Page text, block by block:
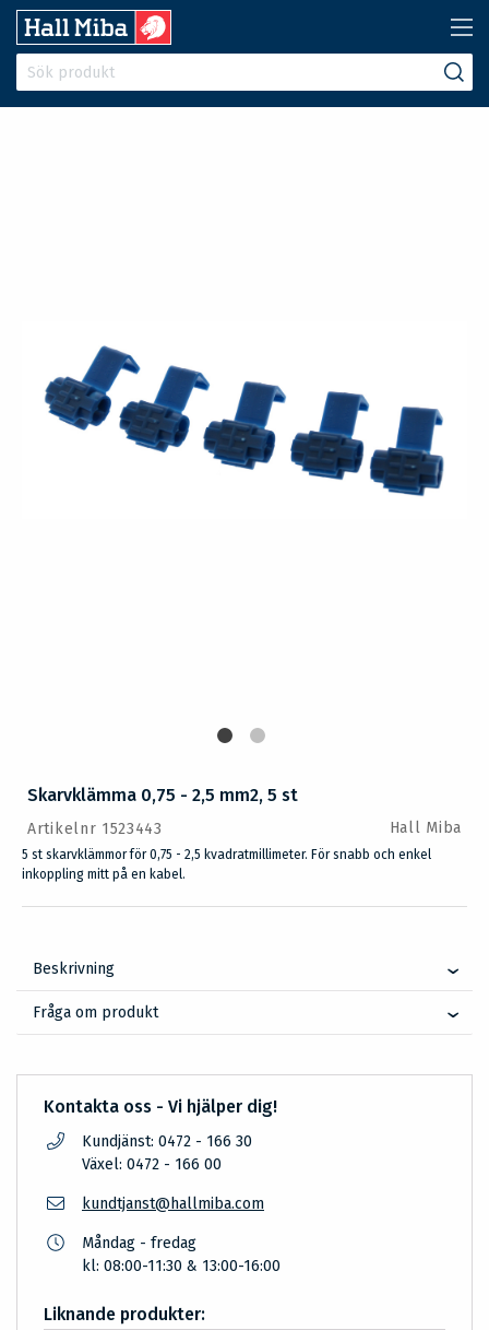
Skarvklämma 0,75 - 2,5 mm2, 5 st
Artikelnr 1523443 Hall Miba
5 st skarvklämmor för 0,75 - 2,5 kvadratmillimeter. För snabb och enkel
inkoppling mitt på en kabel.
Beskrivning
Fråga om produkt
Kontakta oss - Vi hjälper dig!
Kundjänst: 0472 - 166 30
Växel: 0472 - 166 00
kundtjanst@hallmiba.com
Måndag - fredag
kl: 08:00-11:30 & 13:00-16:00
Liknande produkter: